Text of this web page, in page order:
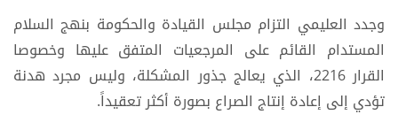
وجدد العليمي التزام مجلس القيادة والحكومة بنهج السلام
المستدام القائم على المرجعيات المتفق عليها وخصوصا
القرار 2216، الذي يعالج جذور المشكلة، وليس مجرد هدنة
تؤدي إلى إعادة إنتاج الصراع بصورة أكثر تعقيداً.